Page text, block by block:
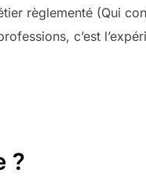
règlementé (Qui
c’est
?